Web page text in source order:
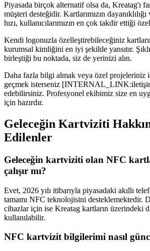
Piyasada birçok alternatif olsa da, Kreatag'ı
müşteri desteğidir. Kartlarımızın
hızı, kullanıcılarımızın en çok takdir ettiği
Kendi logonuzla özelleştirebileceğiniz
kurumsal kimliğini en iyi şekilde yansıtır.
birleştiği bu noktada, siz de yerinizi alın.
Daha fazla bilgi almak veya özel projeleriniz
geçmek isterseniz
edebilirsiniz. Profesyonel ekibimiz size en
için hazırdır.
Geleceğin Kartviziti
Edilenler
Geleceğin kartviziti olan NFC
çalışır mı?
Evet, 2026 yılı itibarıyla piyasadaki akıllı
tamamı NFC teknolojisini desteklemektedir.
cihazlar için ise Kreatag kartların üzerindeki
kullanılabilir.
NFC kartvizit bilgilerimi nasıl